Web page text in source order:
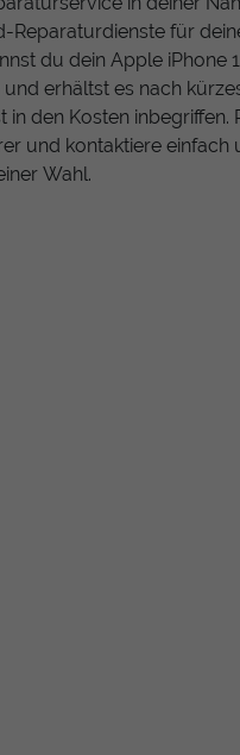
Reparaturdienste für
du dein Apple iPhone
und erhältst es nach
in den Kosten inbegriffen.
und kontaktiere einfach
Wahl.